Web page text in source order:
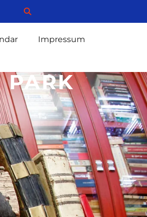
Impressum
PARK